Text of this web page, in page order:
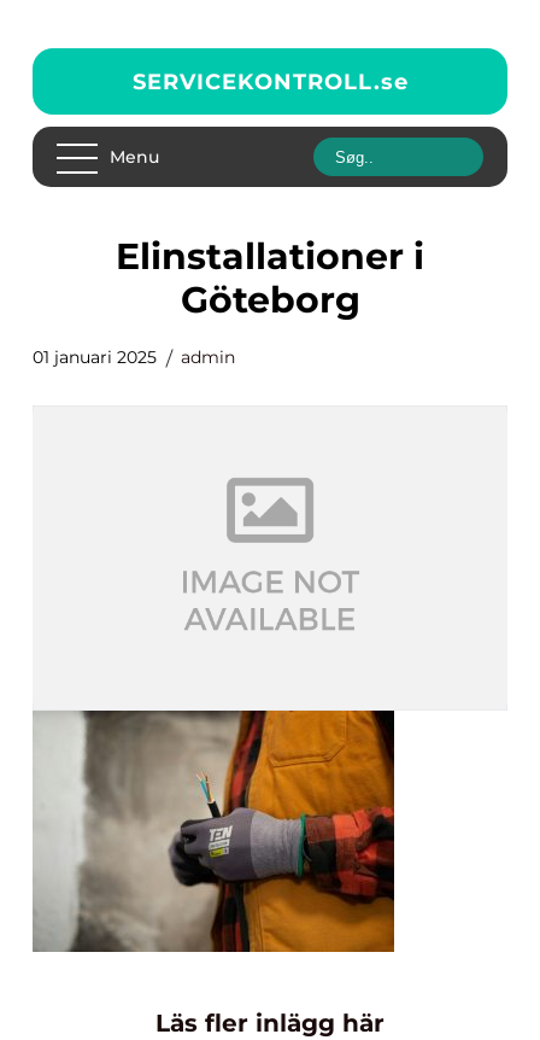
SERVICEKONTROLL.se
Menu
elinstallationer i
Göteborg
01 januari 2025 admin
Läs fler inlägg här